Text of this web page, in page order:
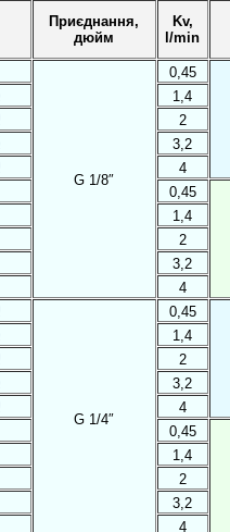
Приєднання,
дюйм
Kv,
l/min
G 1/8″
0,45
1,4
2
3,2
4
0,45
1,4
2
3,2
4
G 1/4″
0,45
1,4
2
3,2
4
0,45
1,4
2
3,2
4